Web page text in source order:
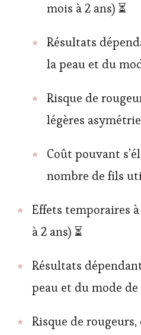
mois à 2 ans) ⏳
Résultats
la peau et du
Risque de
légères
Coût pouvant
nombre de fils
Effets temporaires
à 2 ans) ⏳
Résultats
peau et du mode de
Risque de